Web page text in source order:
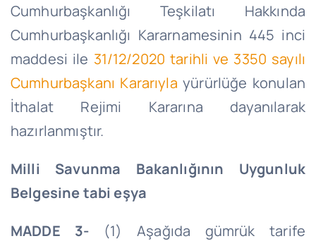
Cumhurbaşkanlığı Teşkilatı Hakkında
Cumhurbaş­kanlığı Kararnamesinin 445 inci
maddesi ile 31/12/2020 tarihli ve 3350 sayılı
Cumhurbaşkanı Kararıyla yürürlüğe konulan
İthalat Rejimi Kararına dayanılarak
hazırlanmıştır.
Milli Savunma Bakanlığının Uygunluk
Belgesine tabi eşya
MADDE 3- (1) Aşağıda gümrük tarife